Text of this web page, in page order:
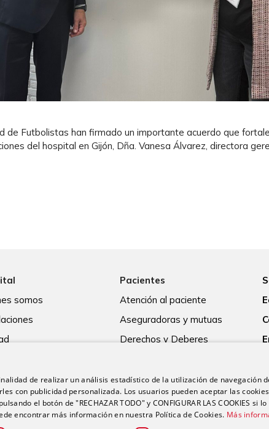
de Futbolistas han firmado un importante acuerdo que
del hospital en Gijón, Dña. Vanesa Álvarez, directora
somos
Pacientes
Atención al paciente
Aseguradoras y mutuas
Derechos y Deberes
Consentimiento informado
Paciente internacional
de realizar un análisis estadístico de la utilización de navegación
con publicidad personalizada. Los usuarios pueden aceptar las
el botón de "RECHAZAR TODO" y CONFIGURAR LAS COOKIES si lo
encontrar más información en nuestra Política de Cookies. Más